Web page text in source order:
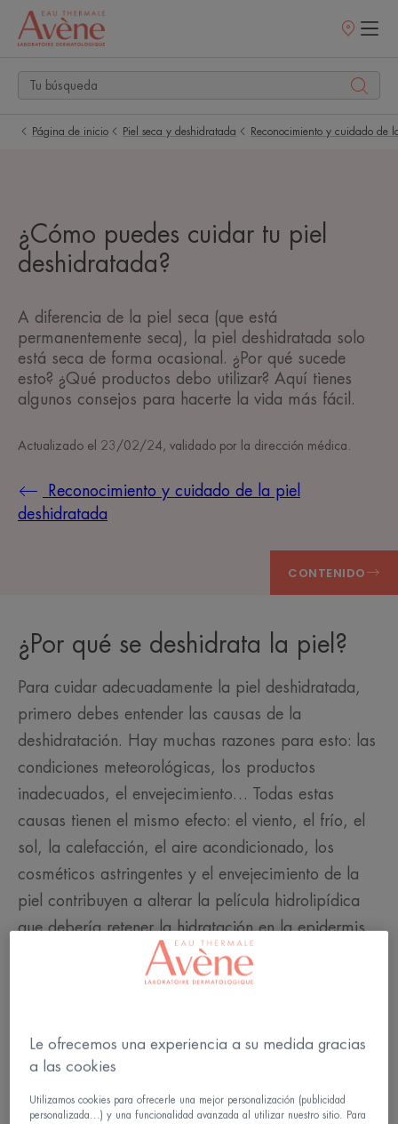
Puntos
Página de inicio Piel seca y deshidratada Reconocimiento y cuidado de
¿Cómo puedes cuidar tu piel
deshidratada?
A diferencia de la piel seca (que está
permanentemente seca), la piel deshidratada solo
está seca de forma ocasional. ¿Por qué sucede
esto? ¿Qué productos debo utilizar? Aquí tienes
algunos consejos para hacerte la vida más fácil.
Actualizado el 23/02/24, validado por la dirección médica
Reconocimiento y cuidado de la piel
deshidratada
CONTENIDO
¿Por qué se deshidrata la piel?
Para cuidar adecuadamente la piel deshidratada,
primero debes entender las causas de la
deshidratación. Hay muchas razones para esto: las
condiciones meteorológicas, los productos
inadecuados, el envejecimiento… Todas estas
causas tienen el mismo efecto: el viento, el frío, el
sol, la calefacción, el aire acondicionado, los
cosméticos astringentes y el envejecimiento de la
piel contribuyen a alterar la película hidrolipídica
que debería retener la hidratación en la epidermis.
Como resultado, la humedad se evapora
demasiado rápido y hace que la piel se vuelva
Esta tirantez y pliegues de deshidratación, esta
falta de luminosidad y flexibilidad, esta sensibilidad
grasa, normal, mixta o seca.
Le ofrecemos una experiencia a su medida gracias
a las cookies
Utilizamos cookies para ofrecerle una mejor personalización (publicidad
personalizada...) y una funcionalidad avanzada al utilizar nuestro sitio. Para